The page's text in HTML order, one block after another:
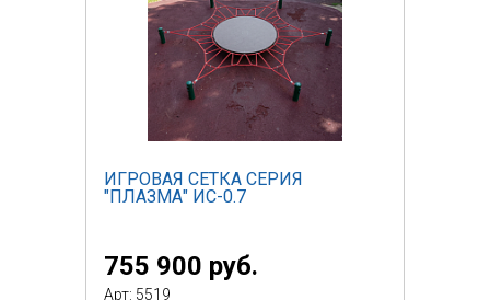
ИГРОВАЯ СЕТКА СЕРИЯ
"ПЛАЗМА" ИС-0.7
755 900 руб.
Арт: 5519